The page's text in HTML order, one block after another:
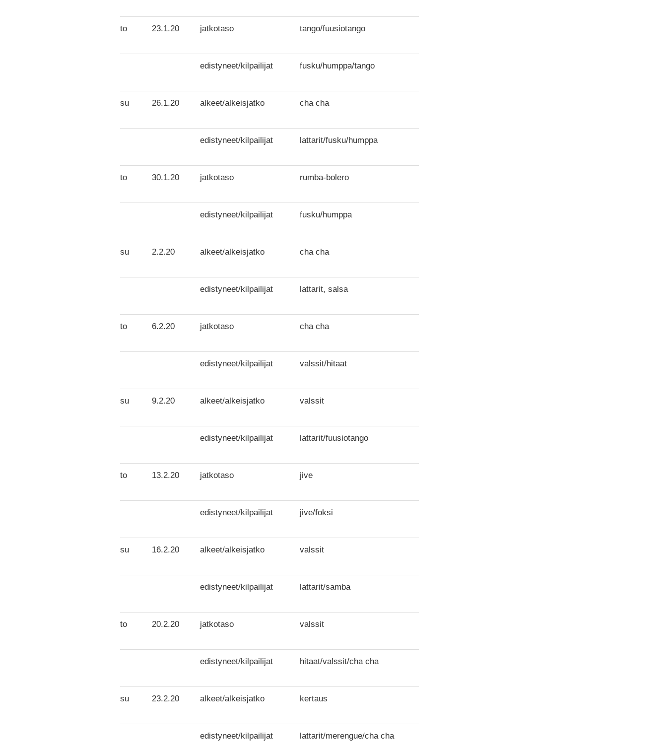
to 23.1.20 jatkotaso tango/fuusiotango
edistyneet/kilpailijat fusku/humppa/tango
su 26.1.20 alkeet/alkeisjatko cha cha
edistyneet/kilpailijat lattarit/fusku/humppa
to 30.1.20 jatkotaso rumba-bolero
edistyneet/kilpailijat fusku/humppa
su 2.2.20 alkeet/alkeisjatko cha cha
edistyneet/kilpailijat lattarit, salsa
to 6.2.20 jatkotaso cha cha
edistyneet/kilpailijat valssit/hitaat
su 9.2.20 alkeet/alkeisjatko valssit
edistyneet/kilpailijat lattarit/fuusiotango
to 13.2.20 jatkotaso jive
edistyneet/kilpailijat jive/foksi
su 16.2.20 alkeet/alkeisjatko valssit
edistyneet/kilpailijat lattarit/samba
to 20.2.20 jatkotaso valssit
edistyneet/kilpailijat hitaat/valssit/cha cha
su 23.2.20 alkeet/alkeisjatko kertaus
edistyneet/kilpailijat lattarit/merengue/cha cha